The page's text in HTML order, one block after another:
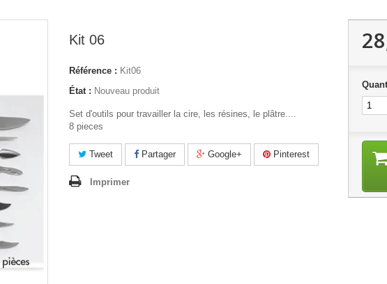
Kit 06
Référence : Kit06
État : Nouveau produit
Set d'outils pour travailler la cire, les résines, le plâtre....
8 pieces
Tweet Partager Google+ Pinterest
Imprimer